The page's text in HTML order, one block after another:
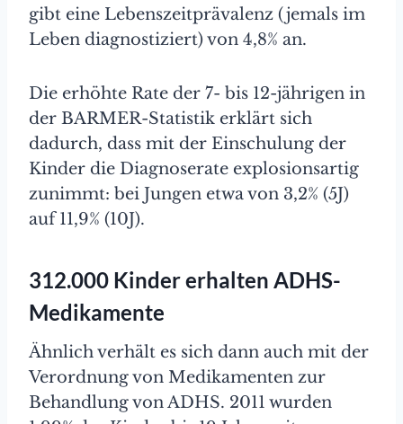
gibt eine Lebenszeitprävalenz (jemals im
Leben diagnostiziert) von 4,8% an.
Die erhöhte Rate der 7- bis 12-jährigen in
der BARMER-Statistik erklärt sich
dadurch, dass mit der Einschulung der
Kinder die Diagnoserate explosionsartig
zunimmt: bei Jungen etwa von 3,2% (5J)
auf 11,9% (10J).
312.000 Kinder erhalten ADHS-
Medikamente
Ähnlich verhält es sich dann auch mit der
Verordnung von Medikamenten zur
Behandlung von ADHS. 2011 wurden